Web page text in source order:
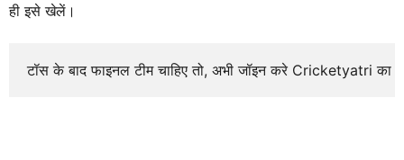
ही इसे खेलें।
टॉस के बाद फाइनल टीम चाहिए तो, अभी जॉइन करे Cricketyatri